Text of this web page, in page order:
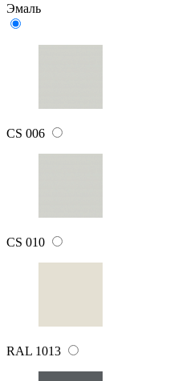
Эмаль
CS 006
CS 010
RAL 1013